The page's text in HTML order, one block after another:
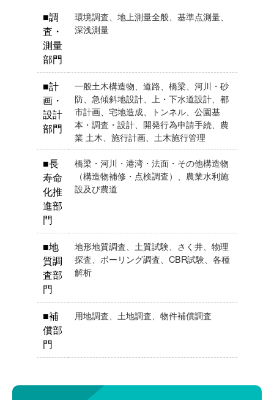
■調
査・
測量
部門
環境調査、地上測量全般、基準点測量、
深浅測量
■計
画・
設計
部門
一般土木構造物、道路、橋梁、河川・砂
防、急傾斜地設計、上・下水道設計、都
市計画、宅地造成、トンネル、公園基
本・調査・設計、開発行為申請手続、農
業 土木、施行計画、土木施行管理
■長
寿命
化推
進部
門
橋梁・河川・港湾・法面・その他構造物
（構造物補修・点検調査）、農業水利施
設及び農道
■地
質調
査部
門
地形地質調査、土質試験、さく井、物理
探査、ボーリング調査、CBR試験、各種
解析
■補
償部
門
用地調査、土地調査、物件補償調査